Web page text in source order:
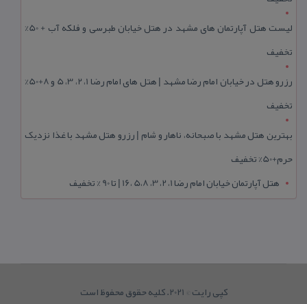
لیست هتل آپارتمان های مشهد در هتل خیابان طبرسی و فلکه آب + 50%
تخفیف
رزرو هتل در خیابان امام رضا مشهد | هتل‌ های امام رضا 1، 2، 3، 5 و 8+50%
تخفیف
بهترین هتل مشهد با صبحانه، ناهار و شام | رزرو هتل مشهد با غذا نزدیک
حرم+50% تخفیف
هتل آپارتمان خیابان امام رضا 1، 2، 3، 5،8 ،16 | تا 90 % تخفیف
کپی رایت © 2021. کلیه حقوق محفوظ است